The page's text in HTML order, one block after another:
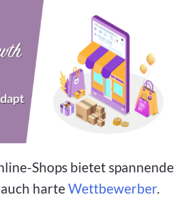
Shops bietet spannende
harteWettbewerber.